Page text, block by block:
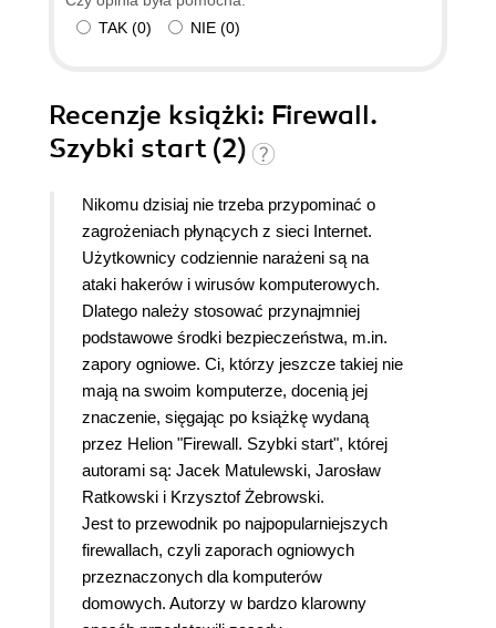
TAK (0) NIE (0)
Recenzje książki: Firewall.
Szybki start (2)
Nikomu dzisiaj nie trzeba przypominać o
zagrożeniach płynących z sieci Internet.
Użytkownicy codziennie narażeni są na
ataki hakerów i wirusów komputerowych.
Dlatego należy stosować przynajmniej
podstawowe środki bezpieczeństwa, m.in.
zapory ogniowe. Ci, którzy jeszcze takiej nie
mają na swoim komputerze, docenią jej
znaczenie, sięgając po książkę wydaną
przez Helion "Firewall. Szybki start", której
autorami są: Jacek Matulewski, Jarosław
Ratkowski i Krzysztof Żebrowski.
Jest to przewodnik po najpopularniejszych
firewallach, czyli zaporach ogniowych
przeznaczonych dla komputerów
domowych. Autorzy w bardzo klarowny